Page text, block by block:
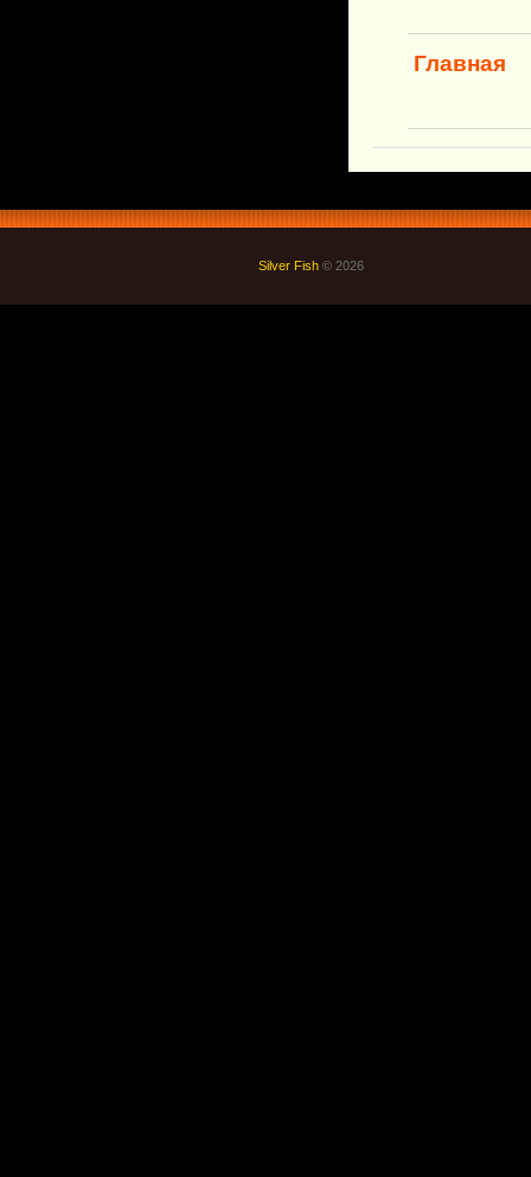
Главная
Silver Fish © 2026